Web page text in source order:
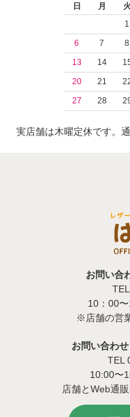
日
月 火
1
6
7 8
13
14
20
21
27
28
実店舗は木曜定休です。
お問い合
10：00〜
※店舗の営
お問い合わ
TEL
10:00〜
店舗とWeb通